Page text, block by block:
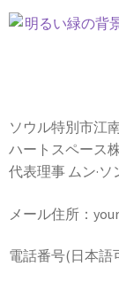
ソウル特別市江
ハートスペース
代表理事 ムン·ソ
メール住所：
電話番号(日本語